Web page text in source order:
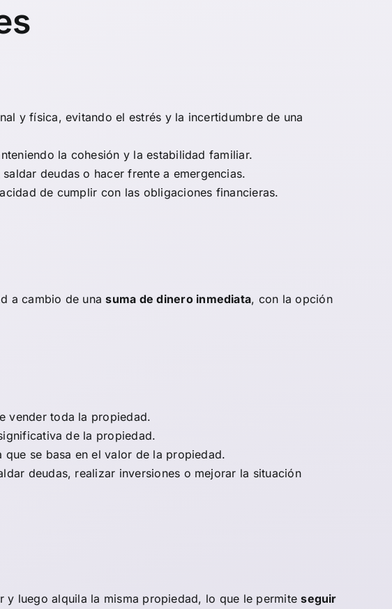
y física, evitando el estrés y la incertidumbre de una
la cohesión y la estabilidad familiar.
deudas o hacer frente a emergencias.
de cumplir con las obligaciones financieras.
a cambio de unasuma de dinero inmediata, con la opción
vender toda la propiedad.
de la propiedad.
se basa en el valor de la propiedad.
deudas, realizar inversiones o mejorar la situación
y luego alquila la misma propiedad, lo que le permiteseguir